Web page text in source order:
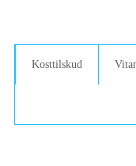
Kosttilskud